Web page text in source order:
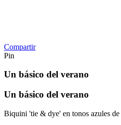
Compartir
Pin
Un básico del verano
Un básico del verano
Biquini 'tie & dye' en tonos azules de